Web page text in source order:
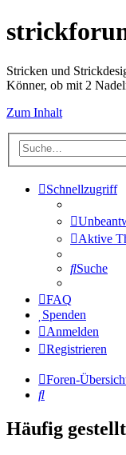
Stricken und
Könner, ob mit 2
Zum Inhalt
Schnellzugriff
Aktive
Suche
FAQ
Spenden
Anmelden
Registrieren
Foren-
Suche
Häufig